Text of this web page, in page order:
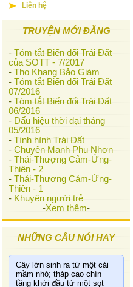
Liên hệ
TRUYỆN MỚI ĐĂNG
- Tóm tắt Biến đổi Trái Đất
của SOTT - 7/2017
- Thọ Khang Bảo Giám
- Tóm tắt Biến đổi Trái Đất
07/2016
- Tóm tắt Biến đổi Trái Đất
06/2016
- Dấu hiệu thời đại tháng
05/2016
- Tình hình Trái Đất
- Chuyện Mạnh Phu Nhơn
- Thái-Thượng Cảm-Ứng-
Thiên - 2
- Thái-Thượng Cảm-Ứng-
Thiên - 1
- Khuyên người trẻ
-Xem thêm-
NHỮNG CÂU NÓI HAY
Cây lớn sinh ra từ một cái
mầm nhỏ; tháp cao chín
tầng khởi đầu từ một sọt